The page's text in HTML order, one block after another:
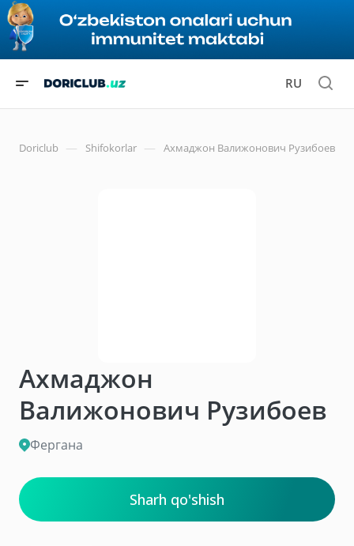
RU
Doriclub — Shifokorlar — Ахмаджон Валижонович Рузибоев
Ахмаджон
Валижонович Рузибоев
Фергана
Sharh qo'shish